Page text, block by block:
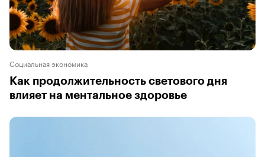
Социальная экономика
Как продолжительность светового дня
влияет на ментальное здоровье